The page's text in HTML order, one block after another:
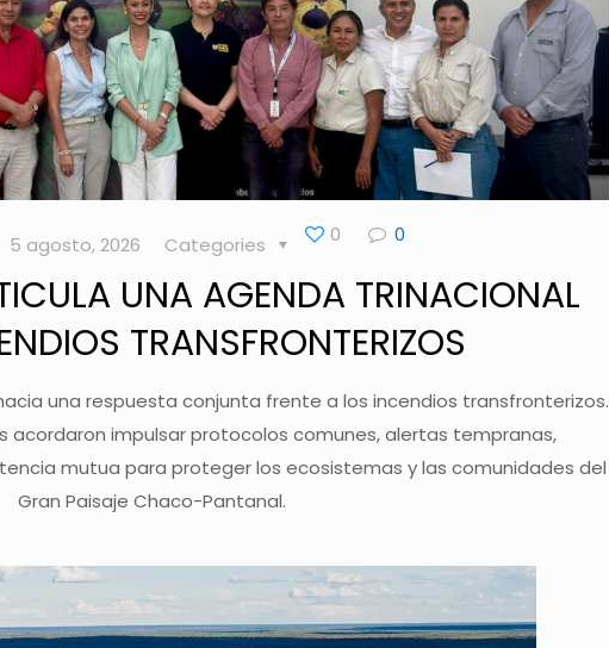
5 agosto, 2026 Categories 0 0
UNA AGENDA TRINACIONAL
TRANSFRONTERIZOS
una respuesta conjunta frente a los incendios transfronterizos.
acordaron impulsar protocolos comunes, alertas tempranas,
mutua para proteger los ecosistemas y las comunidades del
Gran Paisaje Chaco-Pantanal.